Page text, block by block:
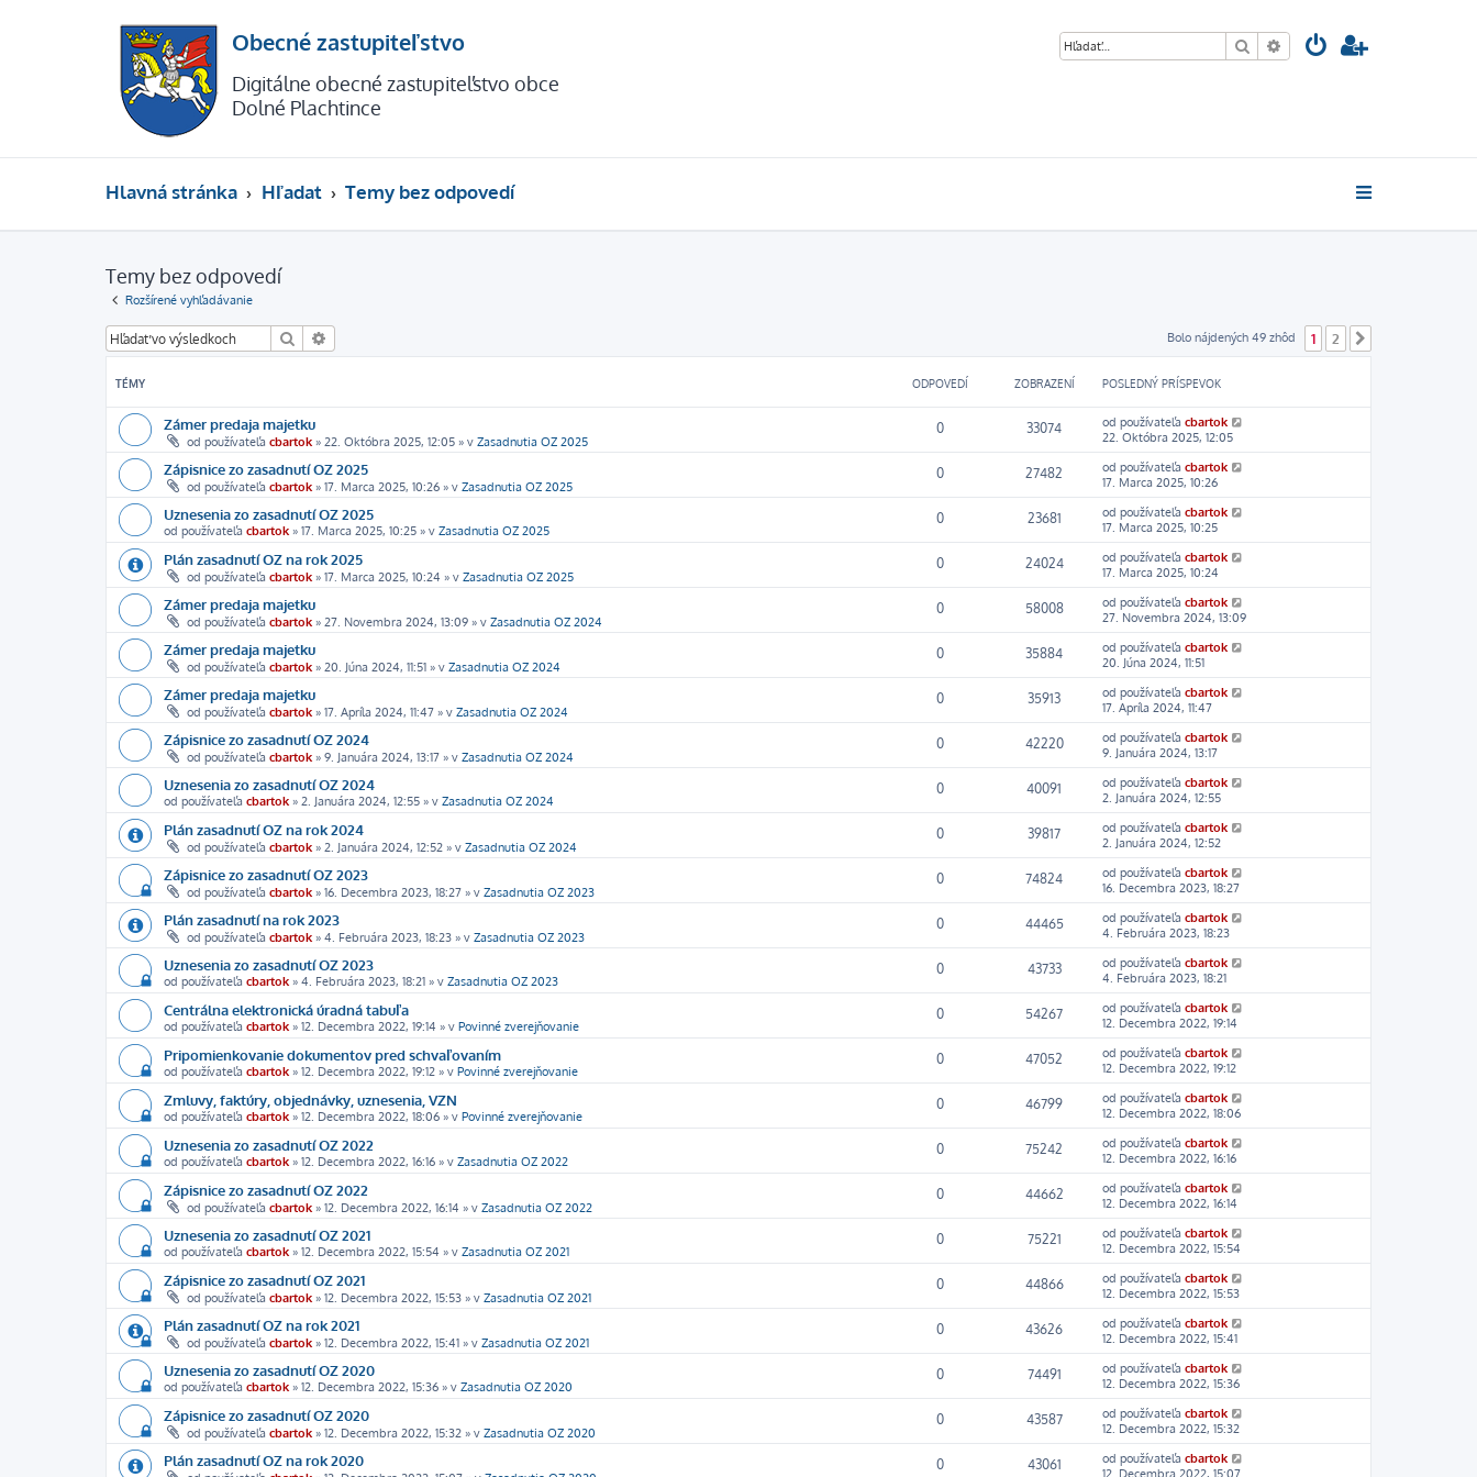
Obecné zastupiteľstvo
Digitálne obecné zastupiteľstvo obce
Dolné Plachtince
Hľadať Rozšírené vyhľadávanie
Hlavná stránka Hľadať Temy bez odpovedí
Temy bez odpovedí
Rozšírené vyhľadávanie
Hľadať Bolo nájdených 49 zhôd 1 2
TÉMY ODPOVEDÍ ZOBRAZENÍ POSLEDNÝ PRÍSPEVOK
Zámer predaja majetku
od používateľa cbartok » 22. Októbra 2025, 12:05 » v Zasadnutia OZ 2025
0 33074 od používateľa cbartok
22. Októbra 2025, 12:05
Zápisnice zo zasadnutí OZ 2025
od používateľa cbartok » 17. Marca 2025, 10:26 » v Zasadnutia OZ 2025
0 27482 od používateľa cbartok
17. Marca 2025, 10:26
Uznesenia zo zasadnutí OZ 2025
od používateľa cbartok » 17. Marca 2025, 10:25 » v Zasadnutia OZ 2025
0 23681 od používateľa cbartok
17. Marca 2025, 10:25
Plán zasadnutí OZ na rok 2025
od používateľa cbartok » 17. Marca 2025, 10:24 » v Zasadnutia OZ 2025
0 24024 od používateľa cbartok
17. Marca 2025, 10:24
Zámer predaja majetku
od používateľa cbartok » 27. Novembra 2024, 13:09 » v Zasadnutia OZ 2024
0 58008 od používateľa cbartok
27. Novembra 2024, 13:09
Zámer predaja majetku
od používateľa cbartok » 20. Júna 2024, 11:51 » v Zasadnutia OZ 2024
0 35884 od používateľa cbartok
20. Júna 2024, 11:51
Zámer predaja majetku
od používateľa cbartok » 17. Apríla 2024, 11:47 » v Zasadnutia OZ 2024
0 35913 od používateľa cbartok
17. Apríla 2024, 11:47
Zápisnice zo zasadnutí OZ 2024
od používateľa cbartok » 9. Januára 2024, 13:17 » v Zasadnutia OZ 2024
0 42220 od používateľa cbartok
9. Januára 2024, 13:17
Uznesenia zo zasadnutí OZ 2024
od používateľa cbartok » 2. Januára 2024, 12:55 » v Zasadnutia OZ 2024
0 40091 od používateľa cbartok
2. Januára 2024, 12:55
Plán zasadnutí OZ na rok 2024
od používateľa cbartok » 2. Januára 2024, 12:52 » v Zasadnutia OZ 2024
0 39817 od používateľa cbartok
2. Januára 2024, 12:52
Zápisnice zo zasadnutí OZ 2023
od používateľa cbartok » 16. Decembra 2023, 18:27 » v Zasadnutia OZ 2023
0 74824 od používateľa cbartok
16. Decembra 2023, 18:27
Plán zasadnutí na rok 2023
od používateľa cbartok » 4. Februára 2023, 18:23 » v Zasadnutia OZ 2023
0 44465 od používateľa cbartok
4. Februára 2023, 18:23
Uznesenia zo zasadnutí OZ 2023
od používateľa cbartok » 4. Februára 2023, 18:21 » v Zasadnutia OZ 2023
0 43733 od používateľa cbartok
4. Februára 2023, 18:21
Centrálna elektronická úradná tabuľa
od používateľa cbartok » 12. Decembra 2022, 19:14 » v Povinné zverejňovanie
0 54267 od používateľa cbartok
12. Decembra 2022, 19:14
Pripomienkovanie dokumentov pred schvaľovaním
od používateľa cbartok » 12. Decembra 2022, 19:12 » v Povinné zverejňovanie
0 47052 od používateľa cbartok
12. Decembra 2022, 19:12
Zmluvy, faktúry, objednávky, uznesenia, VZN
od používateľa cbartok » 12. Decembra 2022, 18:06 » v Povinné zverejňovanie
0 46799 od používateľa cbartok
12. Decembra 2022, 18:06
Uznesenia zo zasadnutí OZ 2022
od používateľa cbartok » 12. Decembra 2022, 16:16 » v Zasadnutia OZ 2022
0 75242 od používateľa cbartok
12. Decembra 2022, 16:16
Zápisnice zo zasadnutí OZ 2022
od používateľa cbartok » 12. Decembra 2022, 16:14 » v Zasadnutia OZ 2022
0 44662 od používateľa cbartok
12. Decembra 2022, 16:14
Uznesenia zo zasadnutí OZ 2021
od používateľa cbartok » 12. Decembra 2022, 15:54 » v Zasadnutia OZ 2021
0 75221 od používateľa cbartok
12. Decembra 2022, 15:54
Zápisnice zo zasadnutí OZ 2021
od používateľa cbartok » 12. Decembra 2022, 15:53 » v Zasadnutia OZ 2021
0 44866 od používateľa cbartok
12. Decembra 2022, 15:53
Plán zasadnutí OZ na rok 2021
od používateľa cbartok » 12. Decembra 2022, 15:41 » v Zasadnutia OZ 2021
0 43626 od používateľa cbartok
12. Decembra 2022, 15:41
Uznesenia zo zasadnutí OZ 2020
od používateľa cbartok » 12. Decembra 2022, 15:36 » v Zasadnutia OZ 2020
0 74491 od používateľa cbartok
12. Decembra 2022, 15:36
Zápisnice zo zasadnutí OZ 2020
od používateľa cbartok » 12. Decembra 2022, 15:32 » v Zasadnutia OZ 2020
0 43587 od používateľa cbartok
12. Decembra 2022, 15:32
Plán zasadnutí OZ na rok 2020 0 43061 od používateľa cbartok